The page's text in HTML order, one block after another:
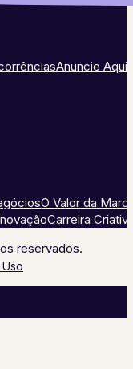
Anuncie Aqui
O Valor da
Carreira
reservados.